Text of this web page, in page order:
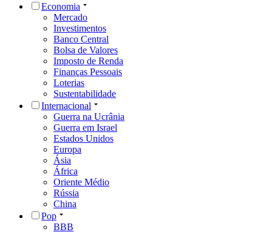
Economia
Mercado
Investimentos
Banco Central
Bolsa de Valores
Imposto de Renda
Finanças Pessoais
Loterias
Sustentabilidade
Internacional
Guerra na Ucrânia
Guerra em Israel
Estados Unidos
Europa
Ásia
África
Oriente Médio
Rússia
China
Pop
BBB